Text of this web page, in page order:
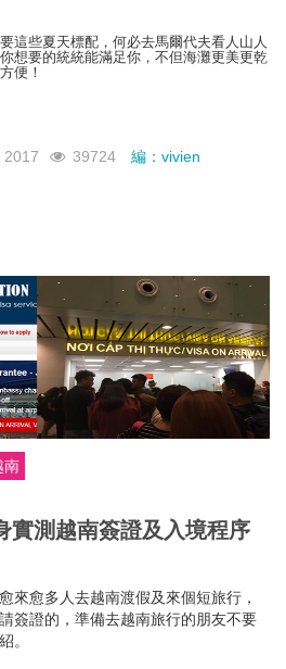
這些夏天標配，何必去馬爾代夫看人山人
想要的統統能滿足你，不但海灘更美更乾
便！
2017 39724 編：vivien
南
實測越南簽證及入境程序
來愈多人去越南渡假及來個短旅行，
簽證的，準備去越南旅行的朋友不要
。